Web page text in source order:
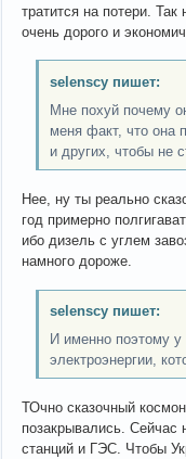
тратится на потери.
очень дорого и
selenscy пишет:
Мне похуй почему
меня факт, что она
и других, чтобы не
Нее, ну ты реально
год примерно
ибо дизель с углем
намного дороже.
selenscy пишет:
И именно поэтому у
электроэнергии,
ТОчно сказочный
позакрывались. Сейчас
станций и ГЭС. Чтобы